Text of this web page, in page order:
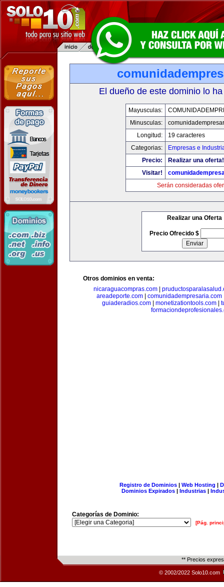
El dueño de este dominio lo
Mayusculas:
Minusculas:
Longitud:
19 caracteres
Categorias:
Empresas e
Precio:
Realizar una oferta!
Visitar!
Serán consideradas
Realizar una Oferta
Precio Ofrecido $
Otros dominios en venta:
nicaraguacompras.com
areadeporte.com| comunidadempresaria.com
guiaderadios.com| monetizationtools.com|
Registro de Dominios| Web Hosting |
Dominios Expirados | Industrias |
Categorías de Dominio:
[Pág.
** Precios
© 2002/2022 Solo10.com